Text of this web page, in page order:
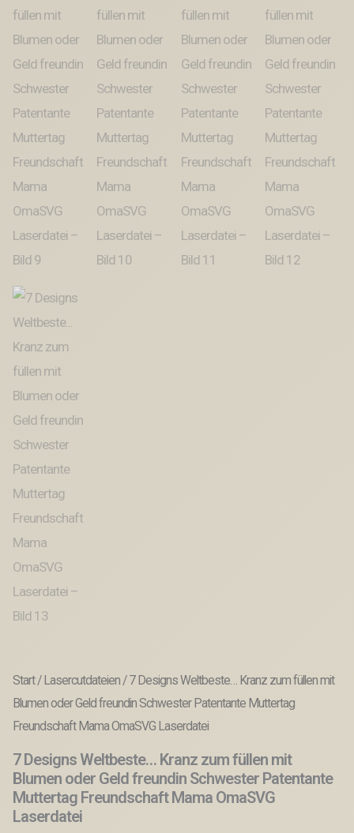
Start/Lasercutdateien/ 7 Designs Weltbeste… Kranz zum füllen mit
Blumen oder Geld freundin Schwester Patentante Muttertag
Freundschaft Mama OmaSVG Laserdatei
7 Designs Weltbeste… Kranz zum füllen mit
Blumen oder Geld freundin Schwester Patentante
Muttertag Freundschaft Mama OmaSVG
Laserdatei